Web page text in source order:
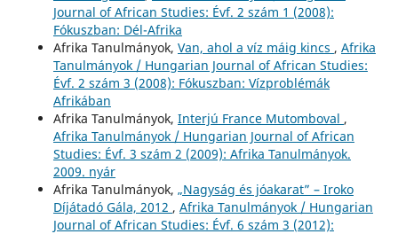
Journal of African Studies: Évf. 2 szám 1 (2008):
Fókuszban: Dél-Afrika
Afrika Tanulmányok, Van, ahol a víz máig kincs , Afrika
Tanulmányok / Hungarian Journal of African Studies:
Évf. 2 szám 3 (2008): Fókuszban: Vízproblémák
Afrikában
Afrika Tanulmányok, Interjú France Mutomboval ,
Afrika Tanulmányok / Hungarian Journal of African
Studies: Évf. 3 szám 2 (2009): Afrika Tanulmányok.
2009. nyár
Afrika Tanulmányok, „Nagyság és jóakarat” – Iroko
Díjátadó Gála, 2012 , Afrika Tanulmányok / Hungarian
Journal of African Studies: Évf. 6 szám 3 (2012):